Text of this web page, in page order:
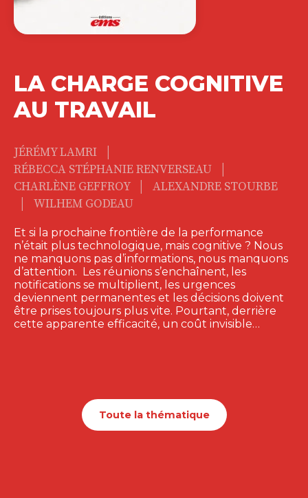
LA CHARGE COGNITIVE
AU TRAVAIL
JÉRÉMY LAMRI |
RÉBECCA STÉPHANIE RENVERSEAU |
CHARLÈNE GEFFROY | ALEXANDRE STOURBE
| WILHEM GODEAU
Et si la prochaine frontière de la performance
n’était plus technologique, mais cognitive ? Nous
ne manquons pas d’informations, nous manquons
d’attention. Les réunions s’enchaînent, les
notifications se multiplient, les urgences
deviennent permanentes et les décisions doivent
être prises toujours plus vite. Pourtant, derrière
cette apparente efficacité, un coût invisible…
Toute la thématique